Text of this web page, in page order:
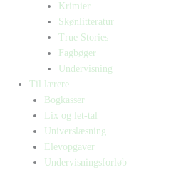
Krimier
Skønlitteratur
True Stories
Fagbøger
Undervisning
Til lærere
Bogkasser
Lix og let-tal
Universlæsning
Elevopgaver
Undervisningsforløb